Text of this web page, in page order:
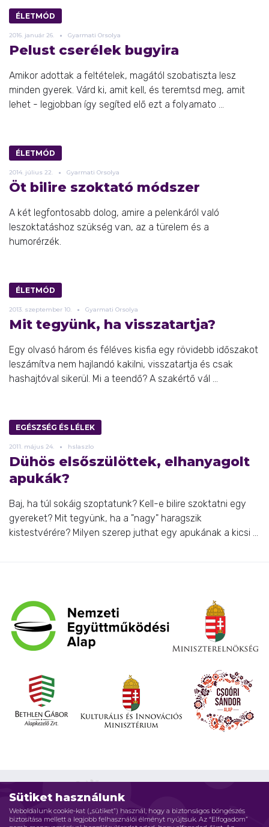
Sütiket használunk
Weboldalunk cookie-kat („sütiket”) használ, hogy a biztonságos böngészés
biztosítása mellett a legjobb felhasználói élményt nyújtsuk. Az “Elfogadom”
ÉLETMÓD
2016. január 26. Gyarmati Orsolya
Pelust cserélek bugyira
Amikor adottak a feltételek, magától szobatiszta lesz
minden gyerek. Várd ki, amit kell, és teremtsd meg, amit
lehet - legjobban így segíted elő ezt a folyamato ...
ÉLETMÓD
2014. július 22. Gyarmati Orsolya
Öt bilire szoktató módszer
A két legfontosabb dolog, amire a pelenkáról való
leszoktatáshoz szükség van, az a türelem és a
humorérzék.
ÉLETMÓD
2013. szeptember 10. Gyarmati Orsolya
Mit tegyünk, ha visszatartja?
Egy olvasó három és féléves kisfia egy rövidebb időszakot
leszámítva nem hajlandó kakilni, visszatartja és csak
hashajtóval sikerül. Mi a teendő? A szakértő vál ...
EGÉSZSÉG ÉS LÉLEK
2011. május 24. hslaszlo
Dühös elsőszülöttek, elhanyagolt
apukák?
Baj, ha túl sokáig szoptatunk? Kell-e bilire szoktatni egy
gyereket? Mit tegyünk, ha a "nagy" haragszik
kistestvérére? Milyen szerep juthat egy apukának a kicsi ...
Impresszum Adatvédelmi elvek Jogi nyilatkozat